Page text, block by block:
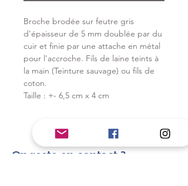
Broche brodée sur feutre gris
d'épaisseur de 5 mm doublée par du
cuir et finie par une attache en métal
pour l'accroche. Fils de laine teints à
la main (Teinture sauvage) ou fils de
coton.
Taille : +- 6,5 cm x 4 cm
On reste en contact ?